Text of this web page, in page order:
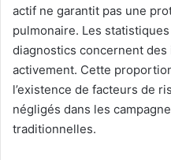
actif ne garantit pas une
pulmonaire. Les
diagnostics concernent des
activement. Cette
l’existence de facteurs de
négligés dans les
traditionnelles.